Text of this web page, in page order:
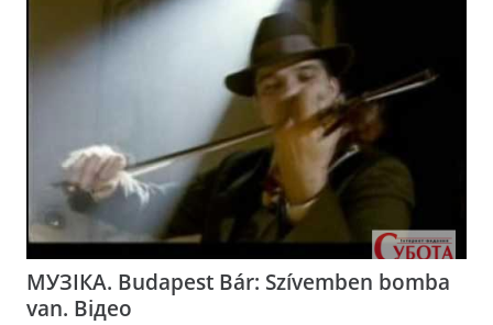
МУЗІКА. Budapest Bár: Szívemben bomba
van. Відео